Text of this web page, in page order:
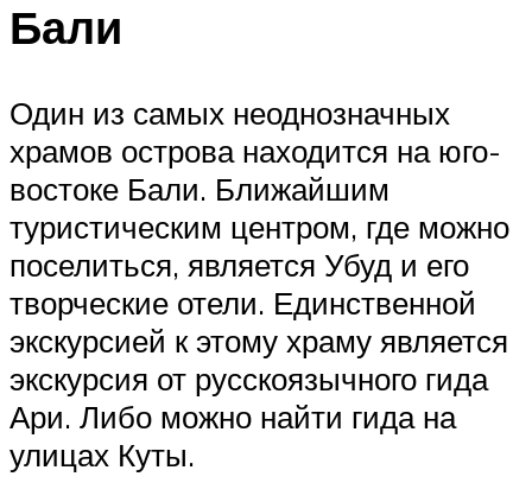
Бали
Один из самых неоднозначных
храмов острова находится на юго-
востоке Бали. Ближайшим
туристическим центром, где можно
поселиться, является Убуд и его
творческие отели. Единственной
экскурсией к этому храму является
экскурсия от русскоязычного гида
Ари. Либо можно найти гида на
улицах Куты.